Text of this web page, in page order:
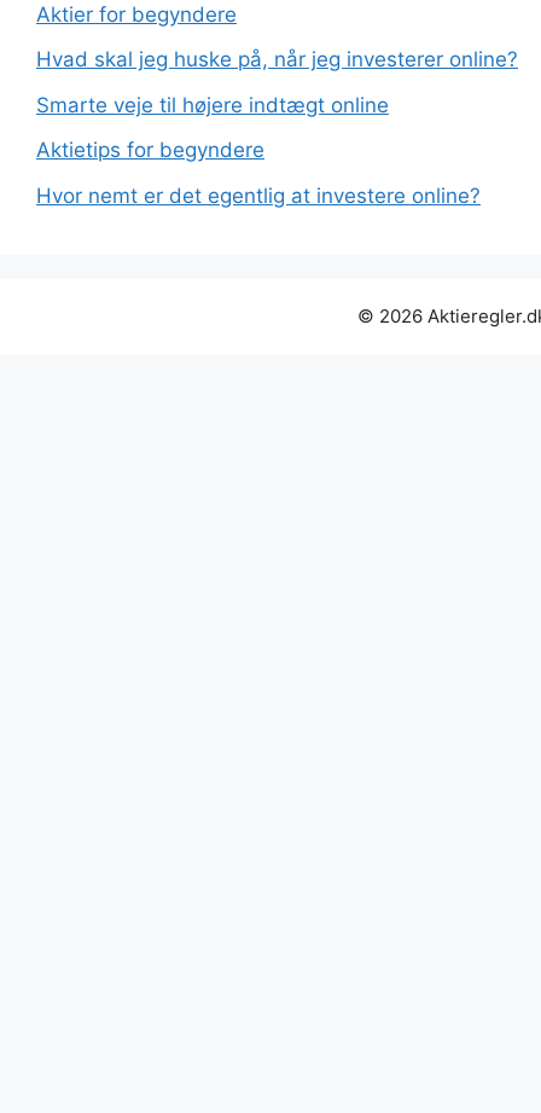
Aktier for begyndere
Hvad skal jeg huske på, når jeg investerer online?
Smarte veje til højere indtægt online
Aktietips for begyndere
Hvor nemt er det egentlig at investere online?
© 2026